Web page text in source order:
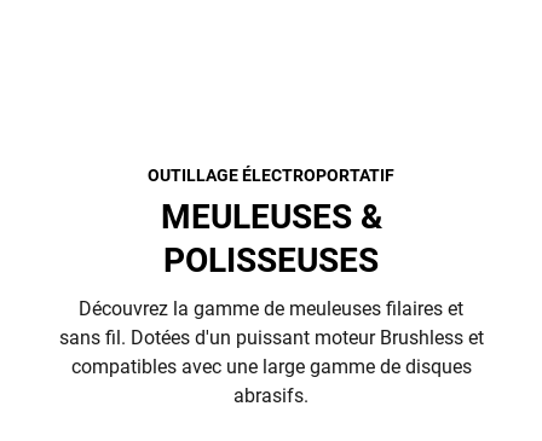
OUTILLAGE ÉLECTROPORTATIF
MEULEUSES &
POLISSEUSES
Découvrez la gamme de meuleuses filaires et
sans fil. Dotées d'un puissant moteur Brushless et
compatibles avec une large gamme de disques
abrasifs.